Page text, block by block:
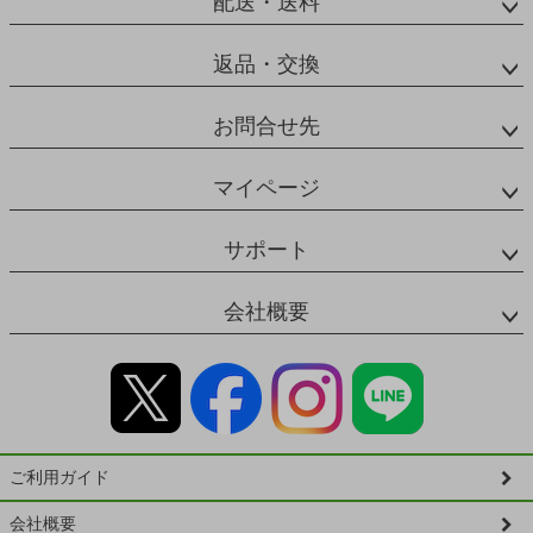
返品・交換
お問合せ先
マイページ
サポート
会社概要
ご利用ガイド
会社概要